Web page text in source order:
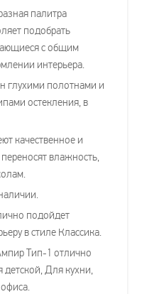
палитра
подобрать
с общим
интерьера.
глухими полотнами и
остекления, в
качественное и
влажность,
подойдет
в стиле Классика.
Тип-1 отлично
Для кухни,